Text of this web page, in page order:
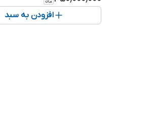
افزودن به سبد